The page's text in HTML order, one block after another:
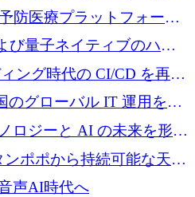
保
防医療プラットフォーム
リーズ A で 2,000 万ドル
び量子ネイティブのハー
リングを推進するために
ング時代の CI/CD を再発
ドルをかけてステルスか
のグローバル IT 運用を自
万ユーロ以上を調達
ロジーと AI の未来を形作
リーダーが Nexus
集まる理由
ンポポから持続可能な天然
に 340 万ポンドを調達
声AI時代へ